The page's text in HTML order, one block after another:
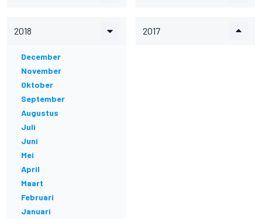
2018
December
November
Oktober
September
Augustus
Juli
Juni
Mei
April
Maart
Februari
Januari
2017